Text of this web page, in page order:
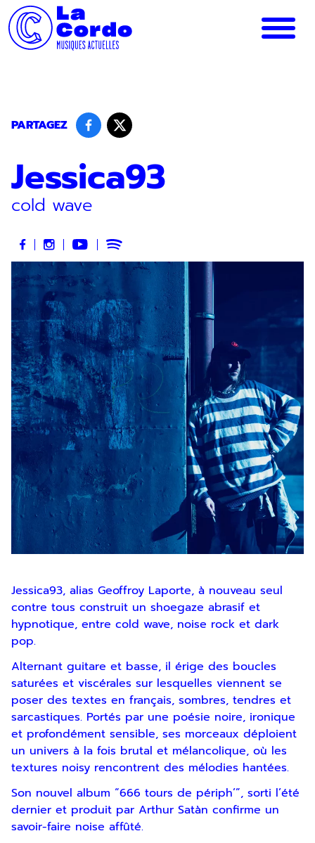
Panneau de gestion des cookies
PARTAGEZ
Jessica93
cold wave
Jessica93, alias Geoffroy Laporte, à nouveau seul
contre tous construit un shoegaze abrasif et
hypnotique, entre cold wave, noise rock et dark
pop.
Alternant guitare et basse, il érige des boucles
saturées et viscérales sur lesquelles viennent se
poser des textes en français, sombres, tendres et
sarcastiques. Portés par une poésie noire, ironique
et profondément sensible, ses morceaux déploient
un univers à la fois brutal et mélancolique, où les
textures noisy rencontrent des mélodies hantées.
Son nouvel album “666 tours de périph’”, sorti l’été
dernier et produit par Arthur Satàn confirme un
savoir-faire noise affûté.